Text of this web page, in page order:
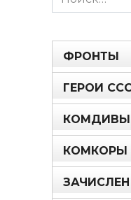
for:
ФРОНТЫ
ГЕРОИ
КОМДИВЫ
КОМКОРЫ